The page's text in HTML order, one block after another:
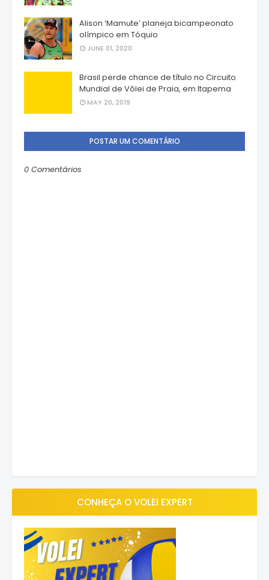
Alison ‘Mamute’ planeja bicampeonato
olímpico em Tóquio
JUNE 01, 2020
Brasil perde chance de título no Circuito
Mundial de Vôlei de Praia, em Itapema
MAY 20, 2019
POSTAR UM COMENTÁRIO
0 Comentários
CONHEÇA O VOLEI EXPERT